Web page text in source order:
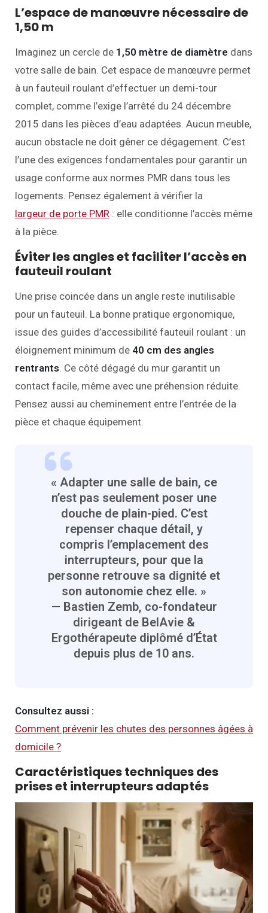
L’espace de manœuvre nécessaire de
1,50 m
Imaginez un cercle de 1,50 mètre de diamètre dans
votre salle de bain. Cet espace de manœuvre permet
à un fauteuil roulant d’effectuer un demi-tour
complet, comme l’exige l’arrêté du 24 décembre
2015 dans les pièces d’eau adaptées. Aucun meuble,
aucun obstacle ne doit gêner ce dégagement. C’est
l’une des exigences fondamentales pour garantir un
usage conforme aux normes PMR dans tous les
logements. Pensez également à vérifier la
largeur de porte PMR : elle conditionne l’accès même
à la pièce.
Éviter les angles et faciliter l’accès en
fauteuil roulant
Une prise coincée dans un angle reste inutilisable
pour un fauteuil. La bonne pratique ergonomique,
issue des guides d’accessibilité fauteuil roulant : un
éloignement minimum de 40 cm des angles
rentrants. Ce côté dégagé du mur garantit un
contact facile, même avec une préhension réduite.
Pensez aussi au cheminement entre l’entrée de la
pièce et chaque équipement.
« Adapter une salle de bain, ce
n’est pas seulement poser une
douche de plain-pied. C’est
repenser chaque détail, y
compris l’emplacement des
interrupteurs, pour que la
personne retrouve sa dignité et
son autonomie chez elle. »
— Bastien Zemb, co-fondateur
dirigeant de BelAvie &
Ergothérapeute diplômé d’État
depuis plus de 10 ans.
Consultez aussi :
Comment prévenir les chutes des personnes âgées à
domicile ?
Caractéristiques techniques des
prises et interrupteurs adaptés